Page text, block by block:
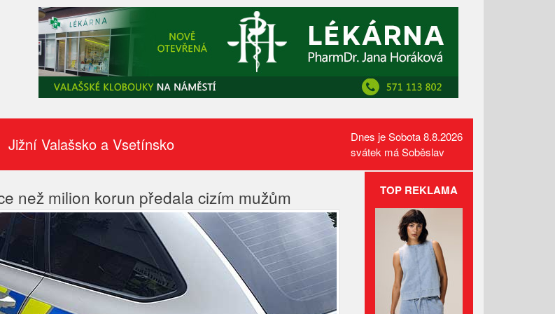
Požár pole v Lidečku vznikl při
sklizňových pracích. Oheň
zastavili hasiči
Kamerový systém nově dohlíží
na skatepark v Luhačovicích
Přehled kulturních akcí v okolí
Jižní Valašsko a Vsetínsko
Dnes je Sobota 8.8.2026
svátek má Soběslav
než milion korun předala cizím mužům TOP REKLAMA